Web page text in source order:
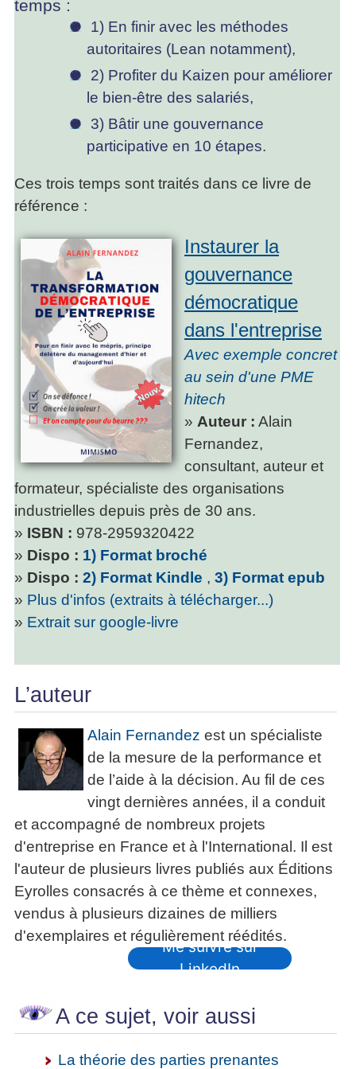
temps :
1) En finir avec les méthodes
autoritaires (Lean notamment),
2) Profiter du Kaizen pour améliorer
le bien-être des salariés,
3) Bâtir une gouvernance
participative en 10 étapes.
Ces trois temps sont traités dans ce livre de
référence :
Instaurer la
gouvernance
démocratique
dans l'entreprise
Avec exemple concret
au sein d'une PME
hitech
» Auteur : Alain
Fernandez,
consultant, auteur et
formateur, spécialiste des organisations
industrielles depuis près de 30 ans.
» ISBN : 978-2959320422
» Dispo : 1) Format broché
» Dispo : 2) Format Kindle , 3) Format epub
» Plus d'infos (extraits à télécharger...)
» Extrait sur google-livre
L’auteur
Alain Fernandez est un spécialiste
de la mesure de la performance et
de l’aide à la décision. Au fil de ces
vingt dernières années, il a conduit
et accompagné de nombreux projets
d'entreprise en France et à l'International. Il est
l'auteur de plusieurs livres publiés aux Éditions
Eyrolles consacrés à ce thème et connexes,
vendus à plusieurs dizaines de milliers
d'exemplaires et régulièrement réédités.
Me suivre sur
LinkedIn
A ce sujet, voir aussi
La théorie des parties prenantes